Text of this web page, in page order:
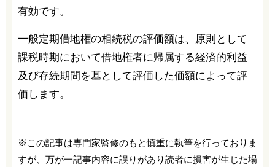
有効です。
一般定期借地権の相続税の評価額は、原則として
課税時期において借地権者に帰属する経済的利益
及び存続期間を基として評価した価額によって評
価します。
※この記事は専門家監修のもと慎重に執筆を行っておりま
すが、万が一記事内容に誤りがあり読者に損害が生じた場